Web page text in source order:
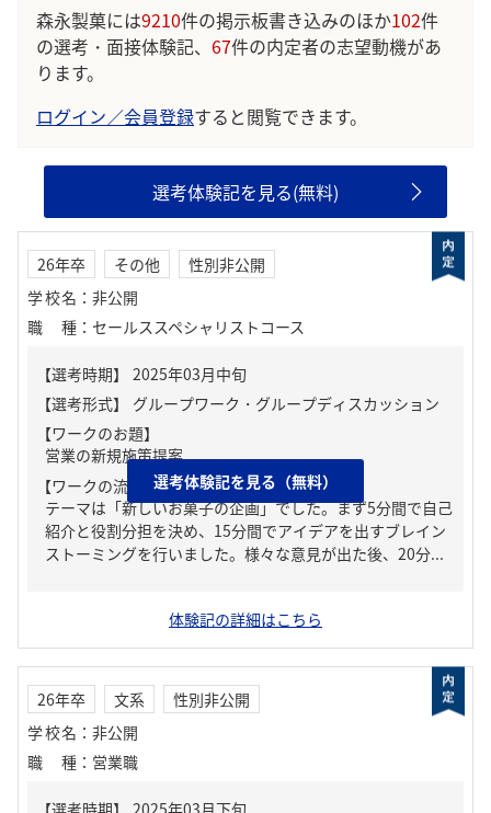
森永製菓には9210件の掲示板書き込みのほか102件
の選考・面接体験記、 67件の内定者の志望動機があ
ります。
ログイン／会員登録すると閲覧できます。
選考体験記を見る(無料)
26年卒 その他
性別非公開
学校名 ： 非公開
職種 ： セールススペシャリストコース
【ワークのお題】
営業の新規施策提案
【ワークの流れ】
テーマは「新しいお菓子の企画」でした。まず5分間で自己
紹介と役割分担を決め、15分間でアイデアを出すブレイン
ストーミングを行いました。様々な意見が出た後、20分...
選考体験記を見る（無料）
体験記の詳細はこちら
26年卒 文系
性別非公開
学校名 ： 非公開
職種 ： 営業職